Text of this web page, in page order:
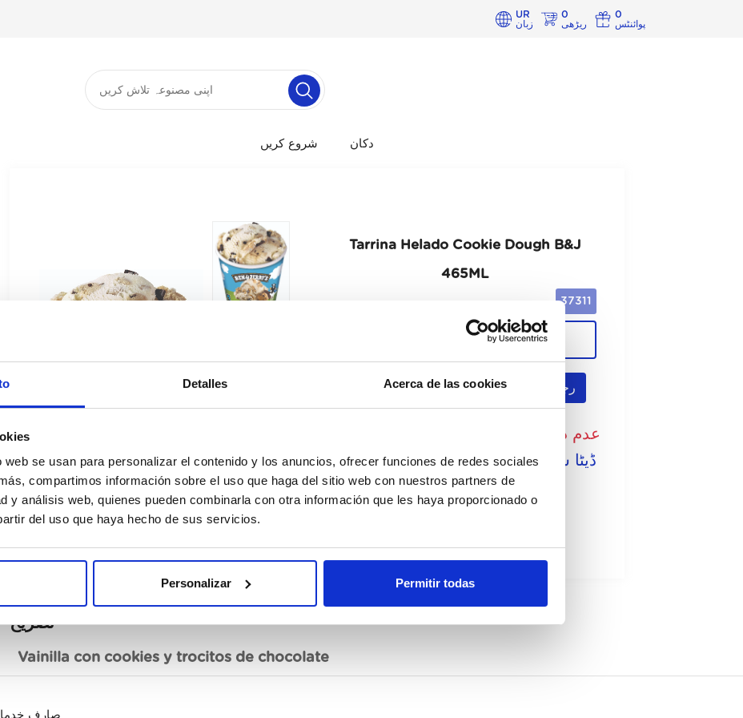
Detalles Acerca de las cookies
se usan para personalizar el contenido y los anuncios, ofrecer funciones de redes sociales
compartimos información sobre el uso que haga del sitio web con nuestros partners de
y análisis web, quienes pueden combinarla con otra información que les haya proporcionado o
del uso que haya hecho de sus servicios.
Personalizar Permitir todas
UR
زبان
0
ریڑھی
0
پوائنٹس
شروع کریں دکان
Tarrina Helado Cookie Dough B&J
465ML
37311
Cajas
رجسٹر ہونا
عدم دستیاب، ابھی فرمائش کریں
ڈیٹا شیٹ دیکھیں
تصریح
Vainilla con cookies y trocitos de chocolate
صارف